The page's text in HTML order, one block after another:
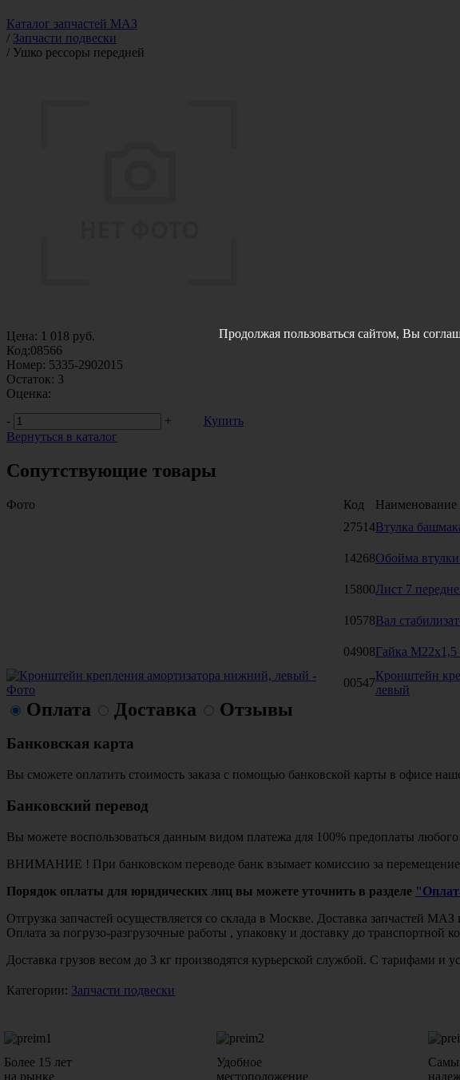
Каталог запчастей МАЗ
/ Запчасти подвески
/ Ушко рессоры передней
Цена: 1 018 руб.
Код:08566
Номер: 5335-2902015
Остаток: 3
Оценка:
-
+
Купить
Вернуться в каталог
Сопутствующие товары
Фото Код Наименование
27514Втулка
14268Обойма втулки
15800Лист 7
10578Вал
04908Гайка
00547
Кронштейн
левый
Оплата Доставка Отзывы
Банковская карта
Вы сможете оплатить стоимость заказа с помощью банковской карты в офисе
Банковский перевод
Вы можете воспользоваться данным видом платежа для 100% предоплаты
ВНИМАНИЕ ! При банковском переводе банк взымает комиссию за перемещение
Порядок оплаты для юридических лиц вы можете уточнить в разделе
Отгрузка запчастей осуществляется со склада в Москве. Доставка
Оплата за погрузо-разгрузочные работы , упаковку и доставку до транспортной
Доставка грузов весом до 3 кг производятся курьерской службой. С тарифами
Категории: Запчасти подвески
Более 15 лет
на рынке
Удобное
местоположение
Продолжая пользоваться сайтом, Вы